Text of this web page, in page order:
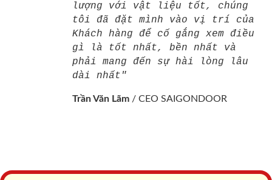
lượng với vật liệu tốt, chúng
tôi đã đặt mình vào vị trí của
Khách hàng để cố gắng xem điều
gì là tốt nhất, bền nhất và
phải mang đến sự hài lòng lâu
dài nhất"
Trần Văn Lãm / CEO SAIGONDOOR